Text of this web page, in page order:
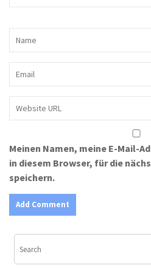
Meinen Namen, meine E-Mail-
in diesem Browser, für die
speichern.